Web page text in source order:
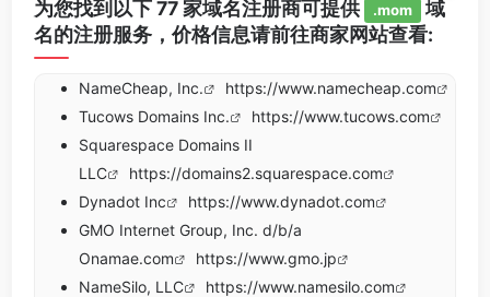
为您找到以下 77 家域名注册商可提供 .mom
域
名的注册服务，价格信息请前往商家网站查看:
NameCheap, Inc.
https://www.namecheap.com
Tucows Domains Inc.
https://www.tucows.com
Squarespace Domains II
LLC
https://domains2.squarespace.com
Dynadot Inc
https://www.dynadot.com
GMO Internet Group, Inc. d/b/a
Onamae.com
https://www.gmo.jp
NameSilo, LLC
https://www.namesilo.com